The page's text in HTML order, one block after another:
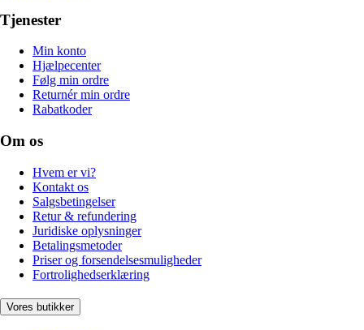
Tjenester
Min konto
Hjælpecenter
Følg min ordre
Returnér min ordre
Rabatkoder
Om os
Hvem er vi?
Kontakt os
Salgsbetingelser
Retur & refundering
Juridiske oplysninger
Betalingsmetoder
Priser og forsendelsesmuligheder
Fortrolighedserklæring
Vores butikker